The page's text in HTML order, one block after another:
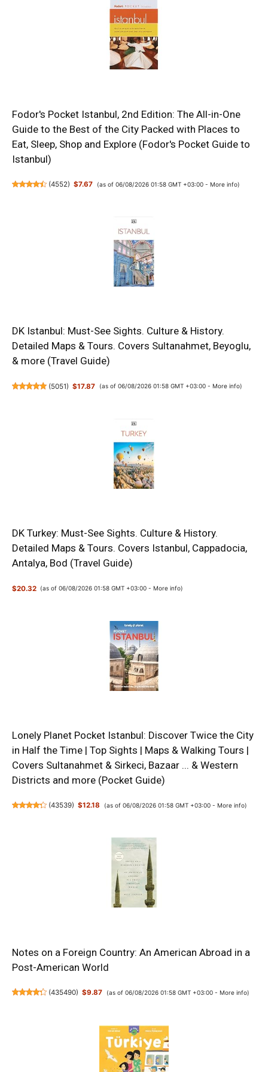
Fodor's Pocket Istanbul, 2nd Edition: The All-in-One
Guide to the Best of the City Packed with Places to
Eat, Sleep, Shop and Explore (Fodor's Pocket Guide to
Istanbul)
(4552) $7.67 (as of 06/08/2026 01:58 GMT +03:00 - More info)
DK Istanbul: Must-See Sights. Culture & History.
Detailed Maps & Tours. Covers Sultanahmet, Beyoglu,
& more (Travel Guide)
(5051) $17.87 (as of 06/08/2026 01:58 GMT +03:00 - More info)
DK Turkey: Must-See Sights. Culture & History.
Detailed Maps & Tours. Covers Istanbul, Cappadocia,
Antalya, Bod (Travel Guide)
$20.32 (as of 06/08/2026 01:58 GMT +03:00 -More info)
Lonely Planet Pocket Istanbul: Discover Twice the City
in Half the Time | Top Sights | Maps & Walking Tours |
Covers Sultanahmet & Sirkeci, Bazaar ... & Western
Districts and more (Pocket Guide)
(43539) $12.18 (as of 06/08/2026 01:58 GMT +03:00 - More info)
Notes on a Foreign Country: An American Abroad in a
Post-American World
(435490) $9.87 (as of 06/08/2026 01:58 GMT +03:00 - More info)